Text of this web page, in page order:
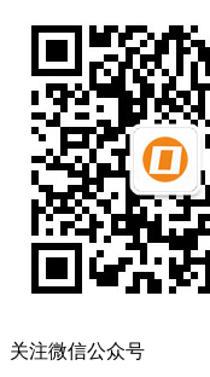
关注微信公众号